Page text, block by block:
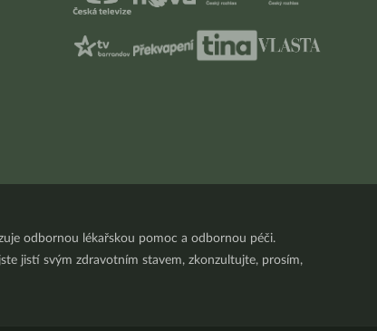
odbornou lékařskou pomoc a odbornou péči.
jistí svým zdravotním stavem, zkonzultujte, prosím,